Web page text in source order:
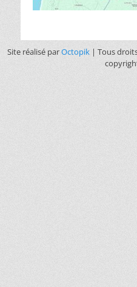
Site réalisé parOctopik| Tous